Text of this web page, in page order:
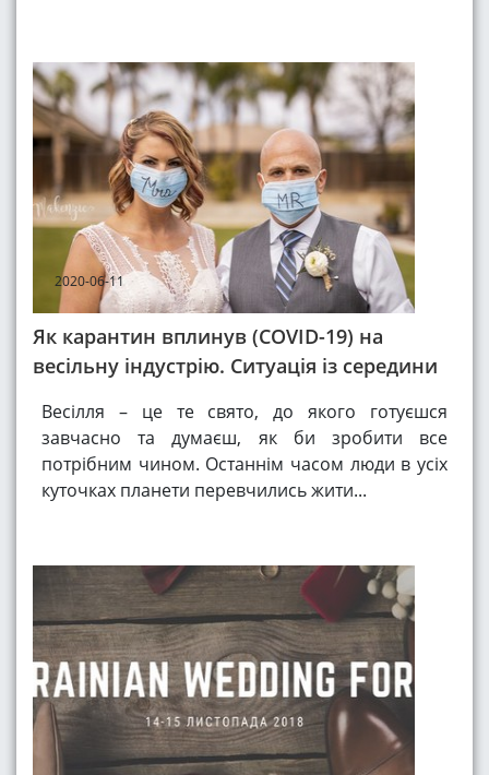
2020-06-11
Як карантин вплинув (COVID-19) на
весільну індустрію. Ситуація із середини
Весілля – це те свято, до якого готуєшся
завчасно та думаєш, як би зробити все
потрібним чином. Останнім часом люди в усіх
куточках планети перевчились жити...